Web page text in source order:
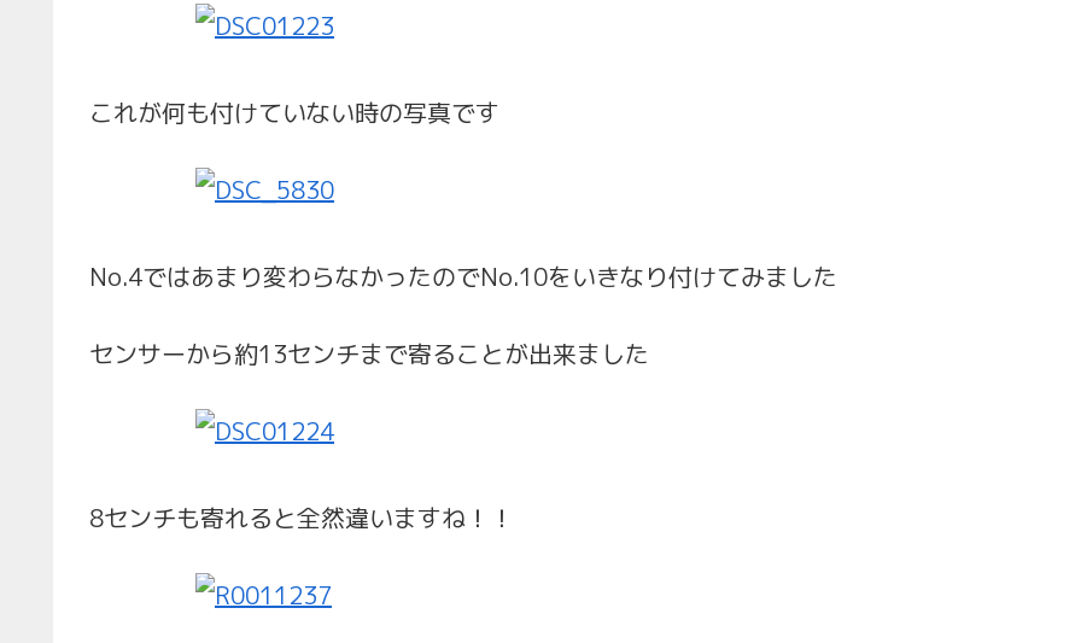
これが何も付けていない時の写真です
No.4ではあまり変わらなかったのでNo.10をいきなり付けてみました
センサーから約13センチまで寄ることが出来ました
8センチも寄れると全然違いますね！！